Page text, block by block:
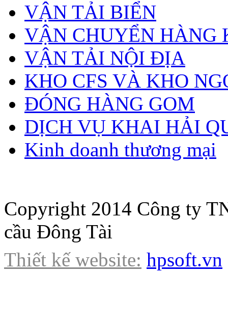
VẬN TẢI BIỂN
VẬN CHUYỂN HÀNG
VẬN TẢI NỘI ĐỊA
KHO CFS VÀ KHO
ĐÓNG HÀNG GOM
DỊCH VỤ KHAI HẢI
Kinh doanh thương mại
Copyright 2014 Công ty
cầu Đông Tài
Thiết kế website: hpsoft.vn